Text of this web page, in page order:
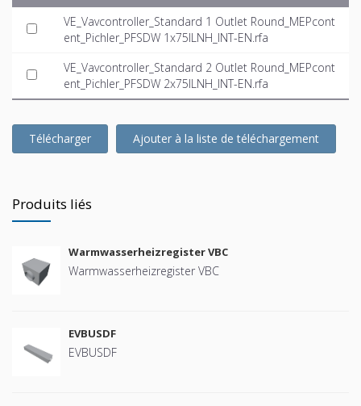
VE_Vavcontroller_Standard 1 Outlet Round_MEPcont
ent_Pichler_PFSDW 1x75ILNH_INT-EN.rfa
VE_Vavcontroller_Standard 2 Outlet Round_MEPcont
ent_Pichler_PFSDW 2x75ILNH_INT-EN.rfa
Télécharger Ajouter à la liste de téléchargement
Produits liés
Warmwasserheizregister VBC
Warmwasserheizregister VBC
EVBUSDF
EVBUSDF